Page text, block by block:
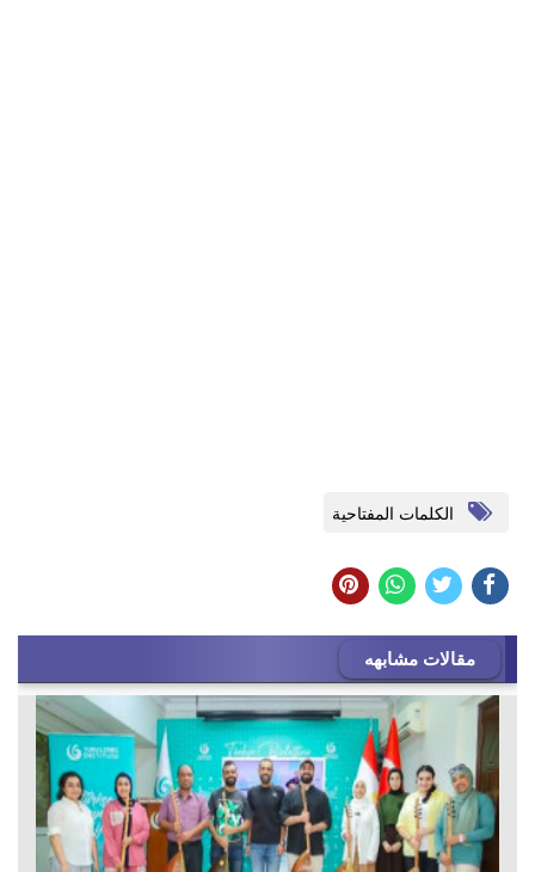
الكلمات المفتاحية
مقالات مشابهه